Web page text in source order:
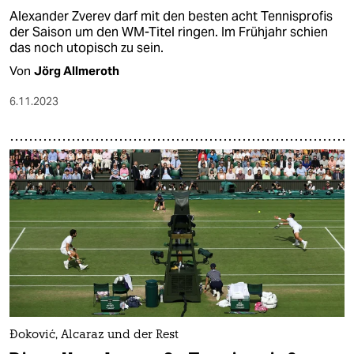
Alexander Zverev darf mit den besten acht Tennisprofis
der Saison um den WM-Titel ringen. Im Frühjahr schien
das noch utopisch zu sein.
Von Jörg Allmeroth
6.11.2023
Đoković, Alcaraz und der Rest